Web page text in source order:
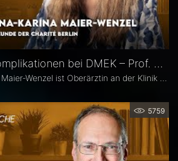
Postoperative Komplikationen bei DMEK – Prof. Dr. Anna-Karina Maier-Wenzel
5759